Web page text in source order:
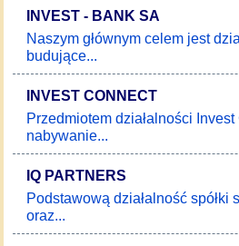
INVEST - BANK SA
Naszym głównym celem jest
budujące...
INVEST CONNECT
Przedmiotem działalności
nabywanie...
IQ PARTNERS
Podstawową działalność
oraz...